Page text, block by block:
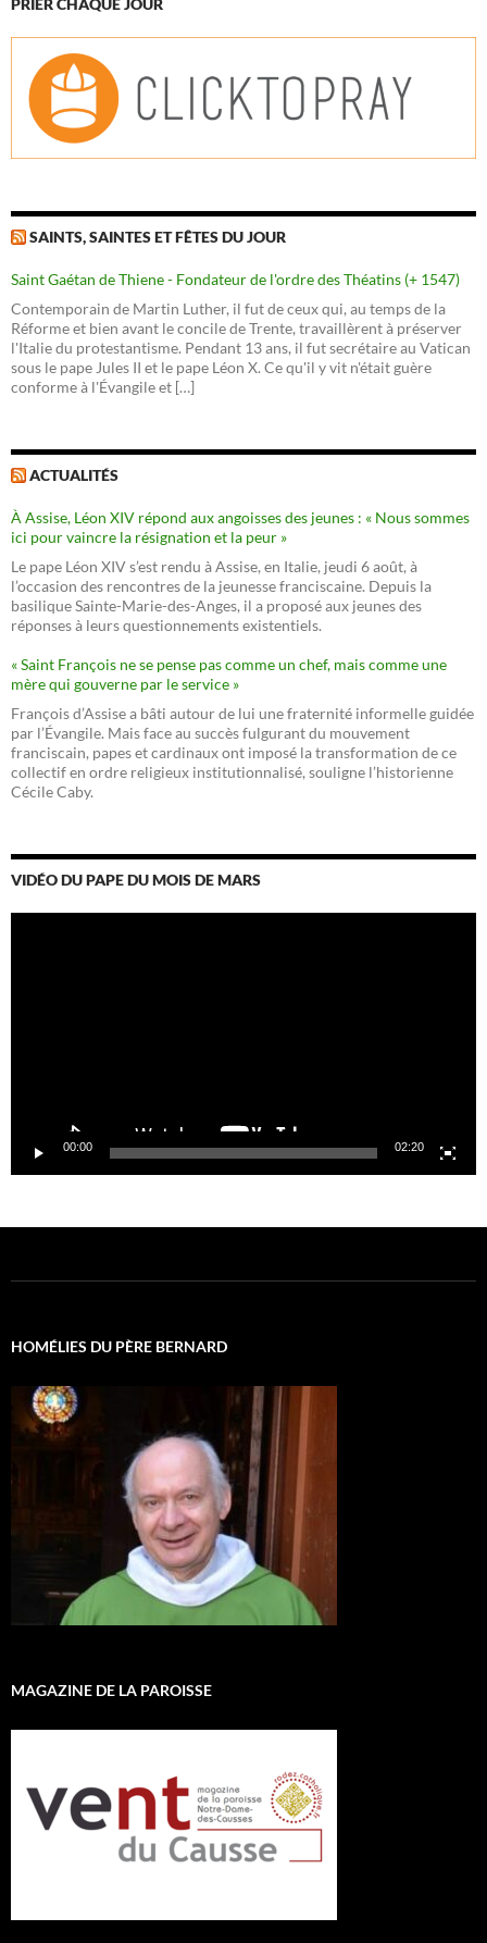
PRIER CHAQUE JOUR
SAINTS, SAINTES ET FÊTES DU JOUR
Saint Gaétan de Thiene - Fondateur de l'ordre des Théatins (+ 1547)
Contemporain de Martin Luther, il fut de ceux qui, au temps de la
Réforme et bien avant le concile de Trente, travaillèrent à préserver
l'Italie du protestantisme. Pendant 13 ans, il fut secrétaire au Vatican
sous le pape Jules II et le pape Léon X. Ce qu'il y vit n'était guère
conforme à l'Évangile et […]
ACTUALITÉS
À Assise, Léon XIV répond aux angoisses des jeunes : « Nous sommes
ici pour vaincre la résignation et la peur »
Le pape Léon XIV s’est rendu à Assise, en Italie, jeudi 6 août, à
l’occasion des rencontres de la jeunesse franciscaine. Depuis la
basilique Sainte-Marie-des-Anges, il a proposé aux jeunes des
réponses à leurs questionnements existentiels.
« Saint François ne se pense pas comme un chef, mais comme une
mère qui gouverne par le service »
François d’Assise a bâti autour de lui une fraternité informelle guidée
par l’Évangile. Mais face au succès fulgurant du mouvement
franciscain, papes et cardinaux ont imposé la transformation de ce
collectif en ordre religieux institutionnalisé, souligne l’historienne
Cécile Caby.
VIDÉO DU PAPE DU MOIS DE MARS
00:00 02:20
HOMÉLIES DU PÈRE BERNARD
MAGAZINE DE LA PAROISSE